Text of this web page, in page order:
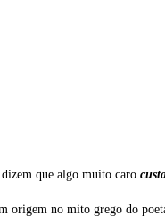
dizem que algo muito caro
origem no mito grego do